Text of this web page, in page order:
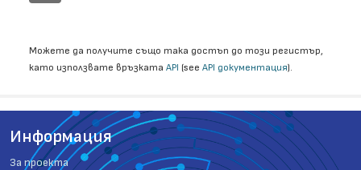
Можете да получите също така достъп до този регистър,
като използвате връзката API (see API документация).
Информация
За проекта